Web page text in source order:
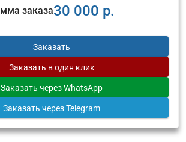
заказа30 000 р.
Заказать
Заказать в один клик
Заказать через WhatsApp
Заказать через Telegram